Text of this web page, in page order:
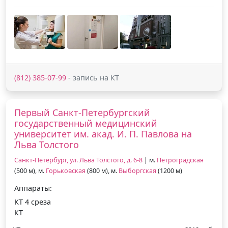
(812) 385-07-99 - запись на КТ
Первый Санкт-Петербургский
государственный медицинский
университет им. акад. И. П. Павлова на
Льва Толстого
Санкт-Петербург, ул. Льва Толстого, д. 6-8 | м. Петроградская
(500 м), м. Горьковская (800 м), м. Выборгская (1200 м)
Аппараты:
КТ 4 среза
КТ